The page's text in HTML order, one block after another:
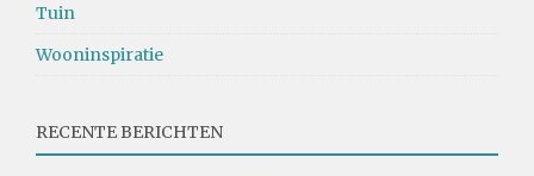
Tuin
Wooninspiratie
RECENTE BERICHTEN